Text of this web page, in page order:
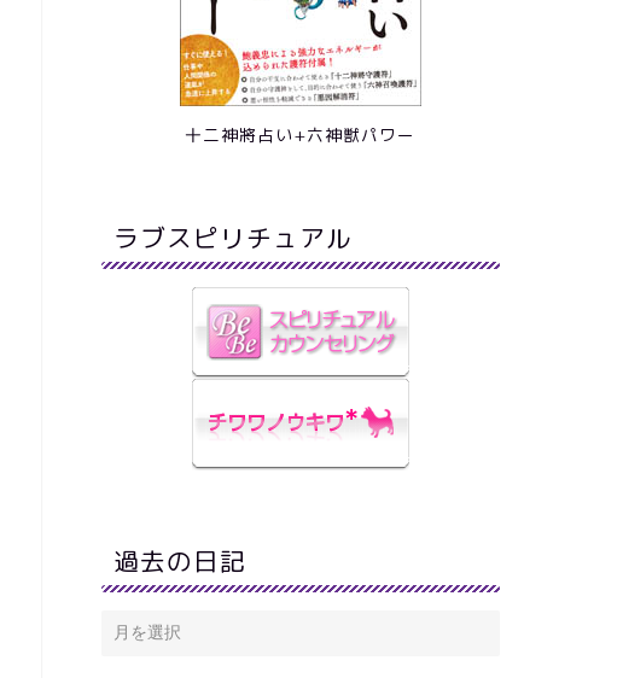
十二神將占い+六神獣パワー
ラブスピリチュアル
過去の日記